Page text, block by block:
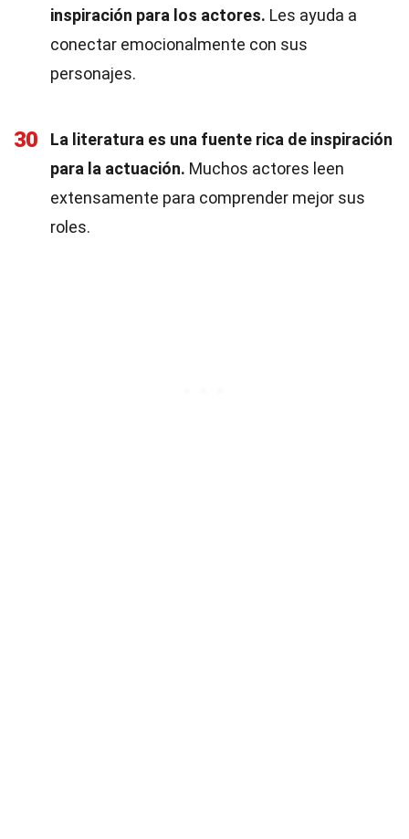
inspiración para los actores. Les ayuda a
conectar emocionalmente con sus
personajes.
30
La literatura es una fuente rica de inspiración
para la actuación. Muchos actores leen
extensamente para comprender mejor sus
roles.